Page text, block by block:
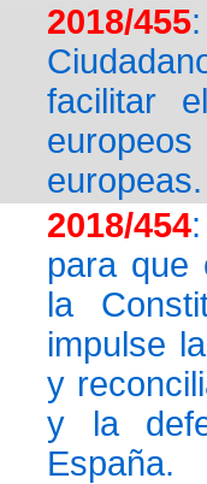
2018/455
facilitar
europeas.
2018/454
para que
la
impulse
y
y la
España.